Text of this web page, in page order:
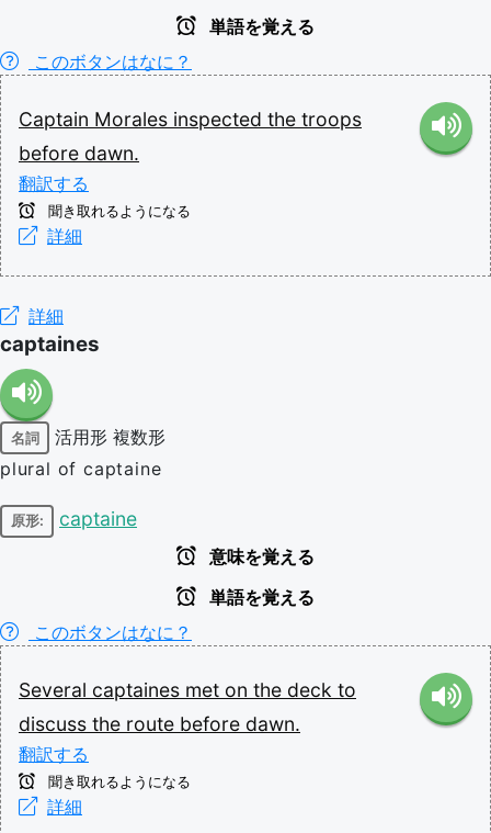
単語を覚える
このボタンはなに？
Captain Morales inspected the troops
before dawn.
翻訳する
聞き取れるようになる
詳細
詳細
captaines
名詞 活用形 複数形
plural of captaine
原形: captaine
意味を覚える
単語を覚える
このボタンはなに？
Several captaines met on the deck to
discuss the route before dawn.
翻訳する
聞き取れるようになる
詳細